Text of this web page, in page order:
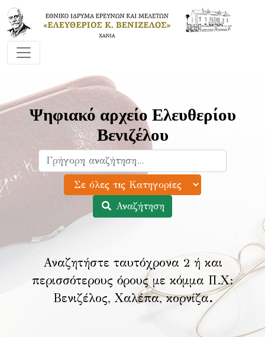
Ψηφιακό αρχείο Ελευθερίου
Βενιζέλου
Αναζήτηση
Αναζητήστε ταυτόχρονα 2 ή και
περισσότερους όρους με κόμμα Π.Χ:
Βενιζέλος, Χαλέπα, κορνίζα.